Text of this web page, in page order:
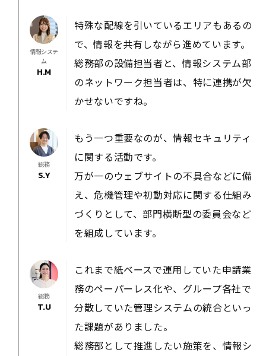
情報システ
ム
H.M
特殊な配線を引いているエリアもあるの
で、情報を共有しながら進めています。
総務部の設備担当者と、情報システム部
のネットワーク担当者は、特に連携が欠
かせないですね。
総務
S.Y
もう一つ重要なのが、情報セキュリティ
に関する活動です。
万が一のウェブサイトの不具合などに備
え、危機管理や初動対応に関する仕組み
づくりとして、部門横断型の委員会など
を組成しています。
総務
T.U
これまで紙ベースで運用していた申請業
務のペーパーレス化や、グループ各社で
分散していた管理システムの統合といっ
た課題がありました。
総務部として推進したい施策を、情報シ